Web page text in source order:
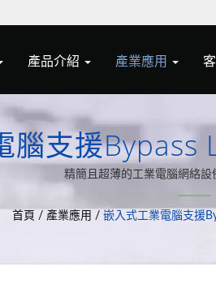
產品介紹 產業應用
腦支援Bypass
精簡且超薄的工業電腦網絡
首頁 / 產業應用 / 嵌入式工業電腦支援